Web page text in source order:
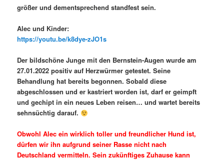
größer und dementsprechend standfest sein.
Alec und Kinder:
https://youtu.be/k8dye-zJO1s
Der bildschöne Junge mit den Bernstein-Augen wurde am
27.01.2022 positiv auf Herzwürmer getestet. Seine
Behandlung hat bereits begonnen. Sobald diese
abgeschlossen und er kastriert worden ist, darf er geimpft
und gechipt in ein neues Leben reisen… und wartet bereits
sehnsüchtig darauf.
Obwohl Alec ein wirklich toller und freundlicher Hund ist,
dürfen wir ihn aufgrund seiner Rasse nicht nach
Deutschland vermitteln. Sein zukünftiges Zuhause kann